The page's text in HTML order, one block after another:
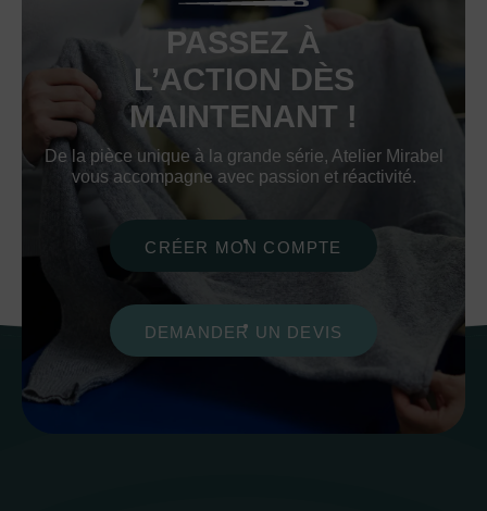
PASSEZ À
L’ACTION DÈS
MAINTENANT !
De la pièce unique à la grande série, Atelier Mirabel
vous accompagne avec passion et réactivité.
CRÉER MON COMPTE
DEMANDER UN DEVIS